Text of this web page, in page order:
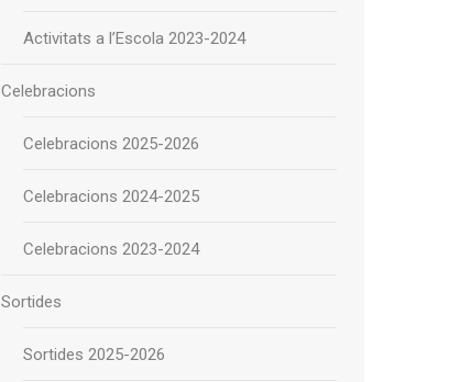
Activitats a l’Escola 2023-2024
Celebracions
Celebracions 2025-2026
Celebracions 2024-2025
Celebracions 2023-2024
Sortides
Sortides 2025-2026